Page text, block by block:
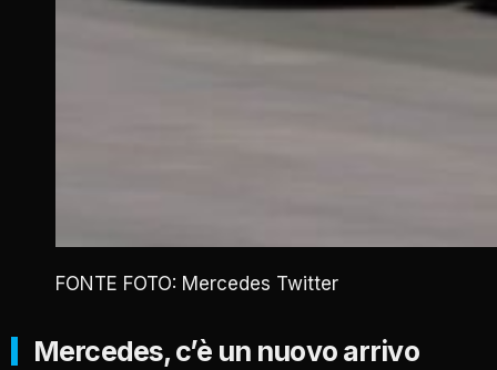
FONTE FOTO: Mercedes Twitter
Mercedes, c’è un nuovo arrivo